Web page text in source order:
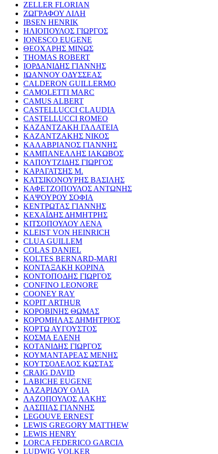
ZELLER FLORIAN
ΖΩΓΡΑΦΟΥ ΛΙΛΗ
IBSEN HENRIK
ΗΛΙΟΠΟΥΛΟΣ ΓΙΩΡΓΟΣ
IONESCO EUGENE
ΘΕΟΧΑΡΗΣ ΜΙΝΩΣ
THOMAS ROBERT
ΙΟΡΔΑΝΙΔΗΣ ΓΙΑΝΝΗΣ
ΙΩΑΝΝΟΥ ΟΔΥΣΣΕΑΣ
CALDERON GUILLERMO
CAMOLETTI MARC
CAMUS ALBERT
CASTELLUCCI CLAUDIA
CASTELLUCCI ROMEO
ΚΑΖΑΝΤΖΑΚΗ ΓΑΛΑΤΕΙΑ
ΚΑΖΑΝΤΖΑΚΗΣ ΝΙΚΟΣ
ΚΑΛΑΒΡΙΑΝΟΣ ΓΙΑΝΝΗΣ
ΚΑΜΠΑΝΕΛΛΗΣ ΙΑΚΩΒΟΣ
ΚΑΠΟΥΤΖΙΔΗΣ ΓΙΩΡΓΟΣ
ΚΑΡΑΓΑΤΣΗΣ Μ.
ΚΑΤΣΙΚΟΝΟΥΡΗΣ ΒΑΣΙΛΗΣ
ΚΑΦΕΤΖΟΠΟΥΛΟΣ ΑΝΤΩΝΗΣ
ΚΑΨΟΥΡΟΥ ΣΟΦΙΑ
ΚΕΝΤΡΩΤΑΣ ΓΙΑΝΝΗΣ
ΚΕΧΑΪΔΗΣ ΔΗΜΗΤΡΗΣ
ΚΙΤΣΟΠΟΥΛΟΥ ΛΕΝΑ
KLEIST VON HEINRICH
CLUA GUILLEM
COLAS DANIEL
KOLTES BERNARD-MARI
ΚΟΝΤΑΞΑΚΗ ΚΟΡΙΝΑ
ΚΟΝΤΟΠΟΔΗΣ ΓΙΩΡΓΟΣ
CONFINO LEONORE
COONEY RAY
KOPIT ARTHUR
ΚΟΡΟΒΙΝΗΣ ΘΩΜΑΣ
ΚΟΡΟΜΗΛΑΣ ΔΗΜΗΤΡΙΟΣ
ΚΟΡΤΩ ΑΥΓΟΥΣΤΟΣ
ΚΟΣΜΑ ΕΛΕΝΗ
ΚΟΤΑΝΙΔΗΣ ΓΙΩΡΓΟΣ
ΚΟΥΜΑΝΤΑΡΕΑΣ ΜΕΝΗΣ
ΚΟΥΤΣΟΛΕΛΟΣ ΚΩΣΤΑΣ
CRAIG DAVID
LABICHE EUGENE
ΛΑΖΑΡΙΔΟΥ ΟΛΙΑ
ΛΑΖΟΠΟΥΛΟΣ ΛΑΚΗΣ
ΛΑΣΠΙΑΣ ΓΙΑΝΝΗΣ
LEGOUVE ERNEST
LEWIS GREGORY MATTHEW
LEWIS HENRY
LORCA FEDERICO GARCIA
LUDWIG VOLKER